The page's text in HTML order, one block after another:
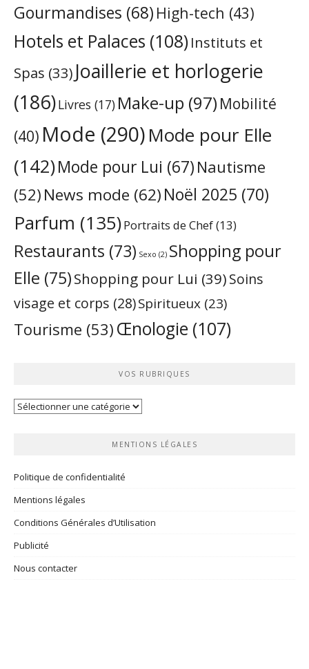
Gourmandises (68) High-tech (43)
Hotels et Palaces (108) Instituts et
Spas (33) Joaillerie et horlogerie
(186)Livres (17) Make-up (97) Mobilité
(40) Mode (290)Mode pour Elle
(142)Mode pour Lui (67) Nautisme
(52) News mode (62)Noël 2025 (70)
Parfum (135)Portraits de Chef(13)
Restaurants (73) Sexo (2) Shopping pour
Elle (75)Shopping pour Lui (39)Soins
visage et corps (28)Spiritueux (23)
Tourisme (53) Œnologie (107)
VOS RUBRIQUES
Vos
MENTIONS LÉGALES
Politique de confidentialité
Mentions légales
Conditions Générales d’Utilisation
Publicité
Nous contacter